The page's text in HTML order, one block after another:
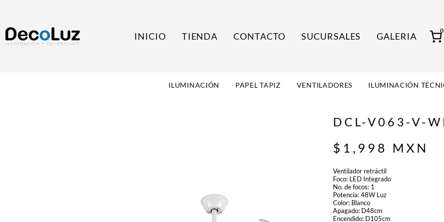
INICIO TIENDA CONTACTO SUCURSALES GALERIA
0
ILUMINACIÓN PAPEL TAPIZ VENTILADORES ILUMINACIÓN
DCL-V063-V-
$ 1,998 MXN
Ventilador retráctil
Foco: LED Integrado
No. de focos: 1
Potencia: 48W Luz
Color: Blanco
Apagado: D48cm
Encendido: D105cm